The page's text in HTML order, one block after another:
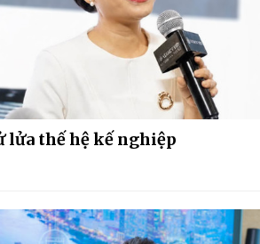
lửa thế hệ kế nghiệp